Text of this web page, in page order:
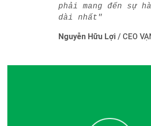
phải mang đến sự
dài nhất"
Nguyễn Hữu Lợi / CEO